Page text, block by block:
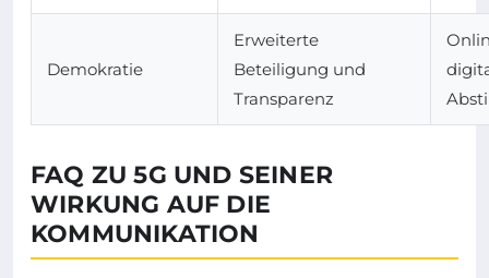
Demokratie
Erweiterte
Beteiligung und
Transparenz
FAQ ZU 5G UND SEINER
WIRKUNG AUF DIE
KOMMUNIKATION